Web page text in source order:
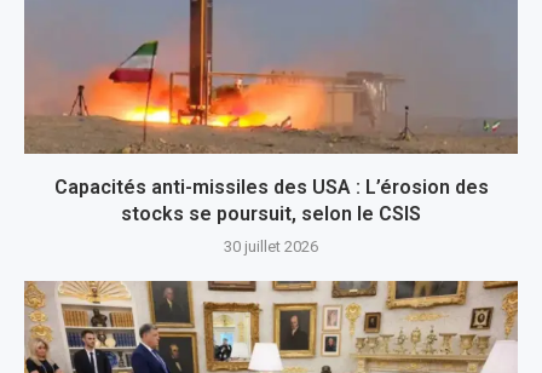
Capacités anti-missiles des USA : L’érosion des
stocks se poursuit, selon le CSIS
30 juillet 2026